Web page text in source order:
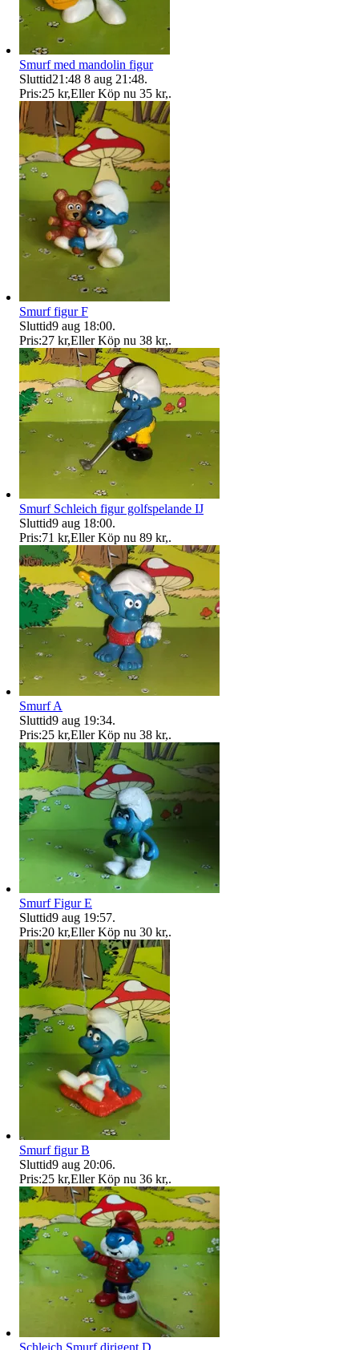
Smurf med mandolin figur
Sluttid21:48 8 aug 21:48.
Pris:25 kr,Eller Köp nu 35 kr,.
Smurf figur F
Sluttid9 aug 18:00.
Pris:27 kr,Eller Köp nu 38 kr,.
Smurf Schleich figur golfspelande IJ
Sluttid9 aug 18:00.
Pris:71 kr,Eller Köp nu 89 kr,.
Smurf A
Sluttid9 aug 19:34.
Pris:25 kr,Eller Köp nu 38 kr,.
Smurf Figur E
Sluttid9 aug 19:57.
Pris:20 kr,Eller Köp nu 30 kr,.
Smurf figur B
Sluttid9 aug 20:06.
Pris:25 kr,Eller Köp nu 36 kr,.
Schleich Smurf dirigent D